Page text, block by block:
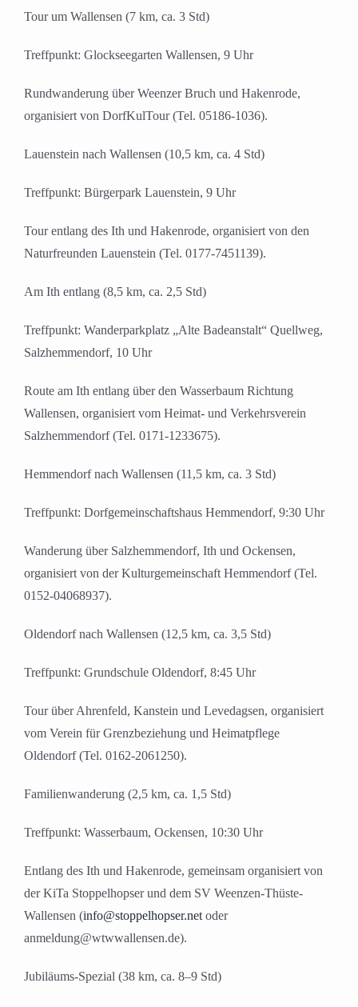
Tour um Wallensen (7 km, ca. 3 Std)
Treffpunkt: Glockseegarten Wallensen, 9 Uhr
Rundwanderung über Weenzer Bruch und Hakenrode,
organisiert von DorfKulTour (Tel. 05186-1036).
Lauenstein nach Wallensen (10,5 km, ca. 4 Std)
Treffpunkt: Bürgerpark Lauenstein, 9 Uhr
Tour entlang des Ith und Hakenrode, organisiert von den
Naturfreunden Lauenstein (Tel. 0177-7451139).
Am Ith entlang (8,5 km, ca. 2,5 Std)
Treffpunkt: Wanderparkplatz „Alte Badeanstalt“ Quellweg,
Salzhemmendorf, 10 Uhr
Route am Ith entlang über den Wasserbaum Richtung
Wallensen, organisiert vom Heimat- und Verkehrsverein
Salzhemmendorf (Tel. 0171-1233675).
Hemmendorf nach Wallensen (11,5 km, ca. 3 Std)
Treffpunkt: Dorfgemeinschaftshaus Hemmendorf, 9:30 Uhr
Wanderung über Salzhemmendorf, Ith und Ockensen,
organisiert von der Kulturgemeinschaft Hemmendorf (Tel.
0152-04068937).
Oldendorf nach Wallensen (12,5 km, ca. 3,5 Std)
Treffpunkt: Grundschule Oldendorf, 8:45 Uhr
Tour über Ahrenfeld, Kanstein und Levedagsen, organisiert
vom Verein für Grenzbeziehung und Heimatpflege
Oldendorf (Tel. 0162-2061250).
Familienwanderung (2,5 km, ca. 1,5 Std)
Treffpunkt: Wasserbaum, Ockensen, 10:30 Uhr
Entlang des Ith und Hakenrode, gemeinsam organisiert von
der KiTa Stoppelhopser und dem SV Weenzen-Thüste-
Wallensen (info@stoppelhopser.net oder
anmeldung@wtwwallensen.de).
Jubiläums-Spezial (38 km, ca. 8–9 Std)